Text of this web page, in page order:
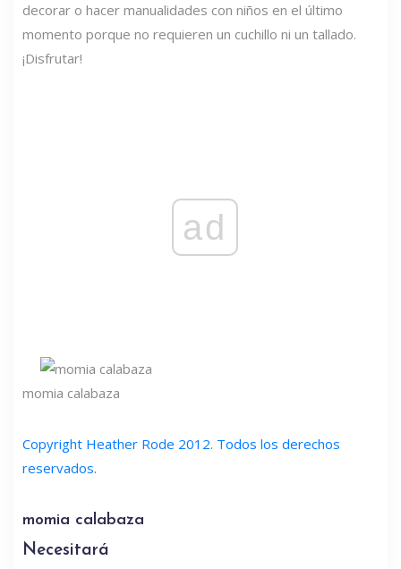
decorar o hacer manualidades con niños en el último
momento porque no requieren un cuchillo ni un tallado.
¡Disfrutar!
ad
momia calabaza
Copyright Heather Rode 2012. Todos los derechos
reservados.
momia calabaza
Necesitará